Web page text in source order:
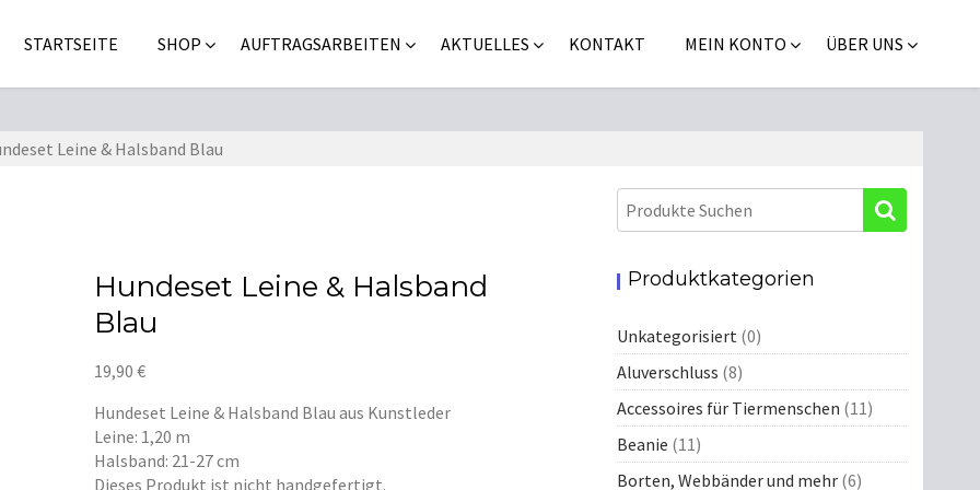
STARTSEITE SHOP AUFTRAGSARBEITEN AKTUELLES KONTAKT MEIN KONTO ÜBER UNS
Leine & Halsband Blau
Hundeset Leine & Halsband
Blau
19,90 €
Hundeset Leine & Halsband Blau aus Kunstleder
Leine: 1,20 m
Halsband: 21-27 cm
Dieses Produkt ist nicht handgefertigt.
Produktkategorien
Unkategorisiert (0)
Aluverschluss (8)
Accessoires für Tiermenschen (11)
Beanie (11)
Borten, Webbänder und mehr (6)